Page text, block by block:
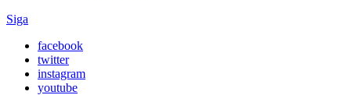
Siga
facebook
twitter
instagram
youtube